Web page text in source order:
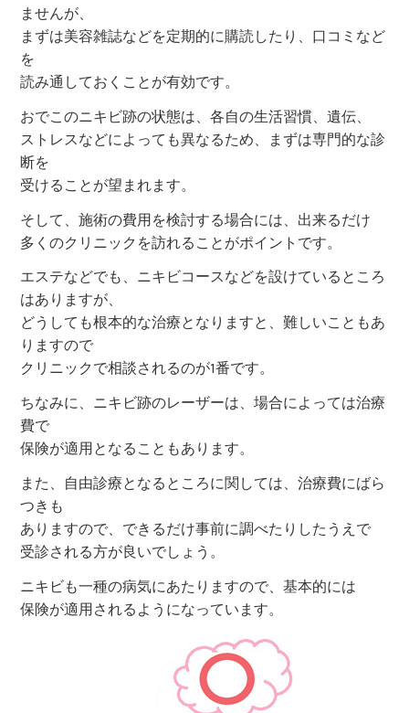
ませんが、
まずは美容雑誌などを定期的に購読したり、口コミなど
を
読み通しておくことが有効です。
おでこのニキビ跡の状態は、各自の生活習慣、遺伝、
ストレスなどによっても異なるため、まずは専門的な診
断を
受けることが望まれます。
そして、施術の費用を検討する場合には、出来るだけ
多くのクリニックを訪れることがポイントです。
エステなどでも、ニキビコースなどを設けているところ
はありますが、
どうしても根本的な治療となりますと、難しいこともあ
りますので
クリニックで相談されるのが1番です。
ちなみに、ニキビ跡のレーザーは、場合によっては治療
費で
保険が適用となることもあります。
また、自由診療となるところに関しては、治療費にばら
つきも
ありますので、できるだけ事前に調べたりしたうえで
受診される方が良いでしょう。
ニキビも一種の病気にあたりますので、基本的には
保険が適用されるようになっています。